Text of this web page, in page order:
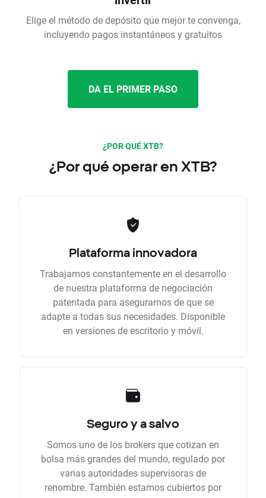
Elige el método de depósito que mejor te convenga,
incluyendo pagos instantáneos y gratuitos
DA EL PRIMER PASO
¿POR QUÉ XTB?
¿Por qué operar en XTB?
Plataforma innovadora
Trabajamos constantemente en el desarrollo
de nuestra plataforma de negociación
patentada para asegurarnos de que se
adapte a todas sus necesidades. Disponible
en versiones de escritorio y móvil.
Seguro y a salvo
Somos uno de los brokers que cotizan en
bolsa más grandes del mundo, regulado por
varias autoridades supervisoras de
renombre. También estamos cubiertos por